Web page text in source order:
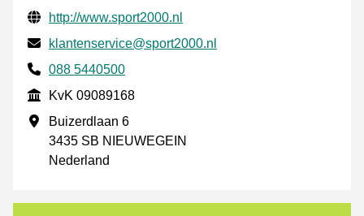
Gecontroleerde contactgegevens
Website URL
http://www.sport2000.nl
E-mail
klantenservice@sport2000.nl
Telefoonnummer
088 5440500
KvK
KvK 09089168
Vestigingsadres
Buizerdlaan 6
3435 SB NIEUWEGEIN
Nederland